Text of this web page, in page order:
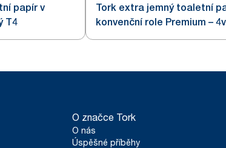
papír v
T4
Tork extra jemný toaletní
konvenční role Premium –
O značce Tork
O nás
Úspěšné příběhy